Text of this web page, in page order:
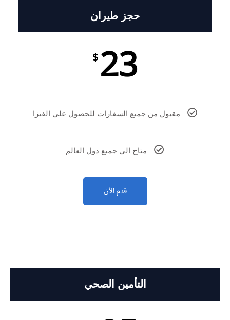
حجز طيران
23
$
مقبول من جميع السفارات للحصول علي الفيزا
متاح الي جميع دول العالم
قدم الأن
التأمين الصحي